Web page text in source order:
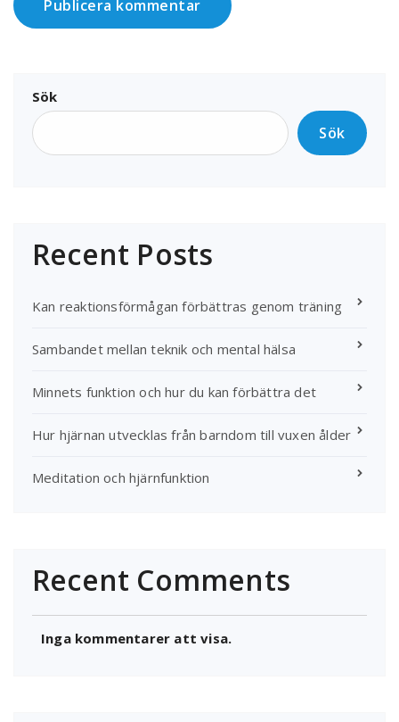
Sök
Sök
Recent Posts
Kan reaktionsförmågan förbättras genom träning
Sambandet mellan teknik och mental hälsa
Minnets funktion och hur du kan förbättra det
Hur hjärnan utvecklas från barndom till vuxen ålder
Meditation och hjärnfunktion
Recent Comments
Inga kommentarer att visa.